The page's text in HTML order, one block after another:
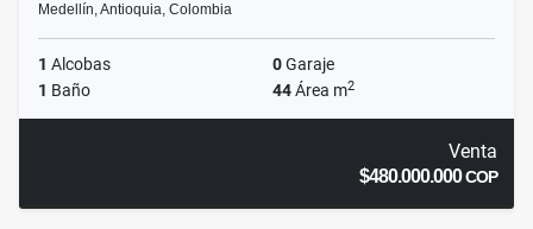
Medellín, Antioquia, Colombia
1 Alcobas 0Garaje
1 Baño 44Área m2
Venta
$480.000.000COP